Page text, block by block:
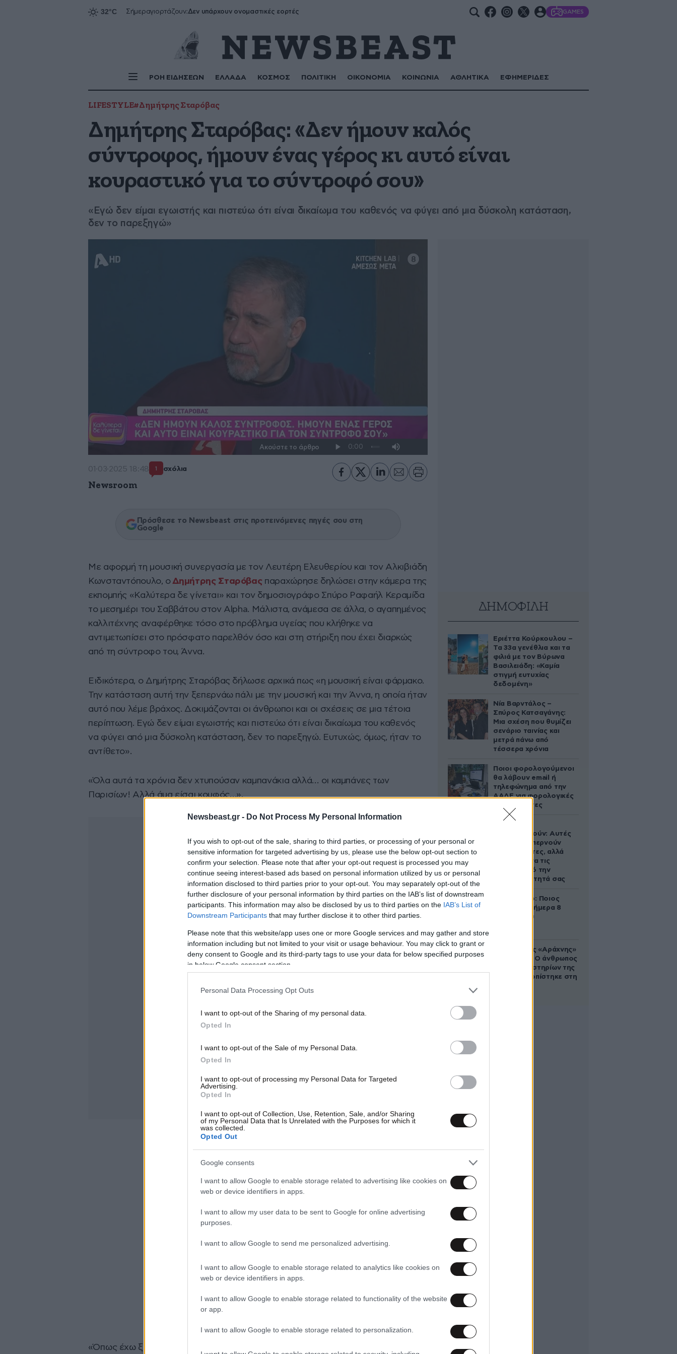
Newsbeast.gr - Do Not Process My Personal Information
If you wish to opt-out of the sale, sharing to third parties, or processing of your personal or
sensitive information for targeted advertising by us, please use the below opt-out section to
confirm your selection. Please note that after your opt-out request is processed you may
continue seeing interest-based ads based on personal information utilized by us or personal
information disclosed to third parties prior to your opt-out. You may separately opt-out of the
further disclosure of your personal information by third parties on the IAB’s list of downstream
participants. This information may also be disclosed by us to third parties on the IAB’s List of
Downstream Participants that may further disclose it to other third parties.
Please note that this website/app uses one or more Google services and may gather and store
information including but not limited to your visit or usage behaviour. You may click to grant or
deny consent to Google and its third-party tags to use your data for below specified purposes
in below Google consent section.
Personal Data Processing Opt Outs
I want to opt-out of the Sharing of my personal data.
Opted In
I want to opt-out of the Sale of my Personal Data.
Opted In
I want to opt-out of processing my Personal Data for Targeted
Advertising.
Opted In
I want to opt-out of Collection, Use, Retention, Sale, and/or Sharing
of my Personal Data that Is Unrelated with the Purposes for which it
was collected.
Opted Out
Google consents
I want to allow Google to enable storage related to advertising like cookies on
web or device identifiers in apps.
I want to allow my user data to be sent to Google for online advertising
purposes.
I want to allow Google to send me personalized advertising.
I want to allow Google to enable storage related to analytics like cookies on
web or device identifiers in apps.
I want to allow Google to enable storage related to functionality of the website
or app.
I want to allow Google to enable storage related to personalization.
Σήμεραγιορτάζουν:Δεν υπάρχουν ονομαστικές εορτές GAMES
ΡΟΗ ΕΙΔΗΣΕΩΝ ΕΛΛΑΔΑ ΚΟΣΜΟΣ ΠΟΛΙΤΙΚΗ ΟΙΚΟΝΟΜΙΑ ΚΟΙΝΩΝΙΑ ΑΘΛΗΤΙΚΑ ΕΦΗΜΕΡΙΔΕΣ
LIFESTYLE#Δημήτρης Σταρόβας
Δημήτρης Σταρόβας: «Δεν ήμουν καλός
σύντροφος, ήμουν ένας γέρος κι αυτό είναι
κουραστικό για το σύντροφό σου»
«Εγώ δεν είμαι εγωιστής και πιστεύω ότι είναι δικαίωμα του καθενός να φύγει από μια δύσκολη κατάσταση,
δεν το παρεξηγώ»
Ακούστε το άρθρο
01·03·2025 18:48 1 σχόλια
Newsroom
Πρόσθεσε το Newsbeast στις προτεινόμενες πηγές σου στη
Google
Με αφορμή τη μουσική συνεργασία με τον Λευτέρη Ελευθερίου και τον Αλκιβιάδη
Κωνσταντόπουλο, οΔημήτρης Σταρόβας παραχώρησε δηλώσει στην κάμερα της
εκπομπής «Καλύτερα δε γίνεται» και τον δημοσιογράφο Σπύρο Ραφαήλ Κεραμίδα
το μεσημέρι του Σαββάτου στον Alpha. Μάλιστα, ανάμεσα σε άλλα, ο αγαπημένος
καλλιτέχνης αναφέρθηκε τόσο στο πρόβλημα υγείας που κλήθηκε να
αντιμετωπίσει στο πρόσφατο παρελθόν όσο και στη στήριξη που έχει διαρκώς
από τη σύντροφο του, Άννα.
Ειδικότερα, ο Δημήτρης Σταρόβας δήλωσε αρχικά πως «η μουσική είναι φάρμακο.
Την κατάσταση αυτή την ξεπερνάω πάλι με την μουσική και την Άννα, η οποία ήταν
αυτό που λέμε βράχος. Δοκιμάζονται οι άνθρωποι και οι σχέσεις σε μια τέτοια
περίπτωση. Εγώ δεν είμαι εγωιστής και πιστεύω ότι είναι δικαίωμα του καθενός
να φύγει από μια δύσκολη κατάσταση, δεν το παρεξηγώ. Ευτυχώς, όμως, ήταν το
αντίθετο».
«Όλα αυτά τα χρόνια δεν χτυπούσαν καμπανάκια αλλά… οι καμπάνες των
Παρισίων! Αλλά άμα είσαι κουφός…».
«Όπως έχω ξαναπεί, δεν ήμουν καλός σύντροφος. Ήμουν ένας γέρος. Έχω χάσει
ΔΗΜΟΦΙΛΗ
Εριέττα Κούρκουλου –
Τα 33α γενέθλια και τα
φιλιά με τον Βύρωνα
Βασιλειάδη: «Καμία
στιγμή ευτυχίας
δεδομένη»
Νία Βαρντάλος –
Σπύρος Κατσαγάνης:
Μια σχέση που θυμίζει
σενάριο ταινίας και
μετρά πάνω από
τέσσερα χρόνια
Ποιοι φορολογούμενοι
θα λάβουν email ή
τηλεφώνημα από την
ΑΑΔΕ για φορολογικές
εκκρεμότητες
προειδοποιούν: Αυτές
οι τροφές, περνούν
απαρατήρητες, αλλά
καλό είναι να τις
βγάλετε από την
καθημερινότητά σας
Εορτολόγιο: Ποιος
γιορτάζει σήμερα 8
Αυγούστου
Στα ίχνη της «Αράχνης»
του Άσαντ: Ο άνθρωπος
των βασανιστηρίων της
Συρίας εντοπίστηκε στη